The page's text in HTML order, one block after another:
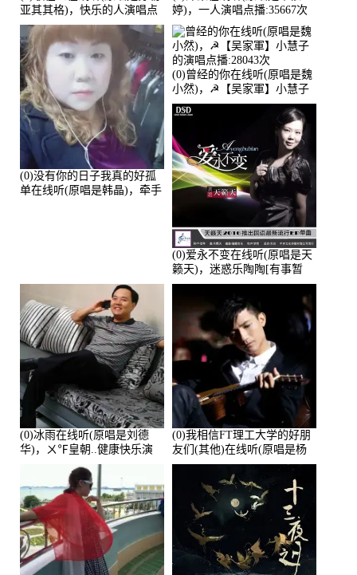
亚其其格)，快乐的人演唱点
播:36次
婷)，一人演唱点播:35667次
(0)没有你的日子我真的好孤
单在线听(原唱是韩晶)，牵手
(0)曾经的你在线听(原唱是魏
小然)，☭【吴家軍】小慧子
的演唱点播:28043次
(0)爱永不变在线听(原唱是天
籁天)，迷惑乐陶陶[有事暂
离]演唱点播:27678次
(0)冰雨在线听(原唱是刘德
华)，ㄨ℉皇朝..健康快乐演
唱点播:26643次
(0)我相信FT理工大学的好朋
友们(其他)在线听(原唱是杨
培安)，老乔演唱点播:23714